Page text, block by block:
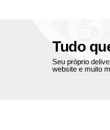
Tudo
Seu próprio
website e muito